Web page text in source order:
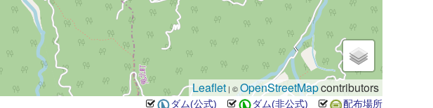
Leaflet | ©OpenStreetMapcontributors